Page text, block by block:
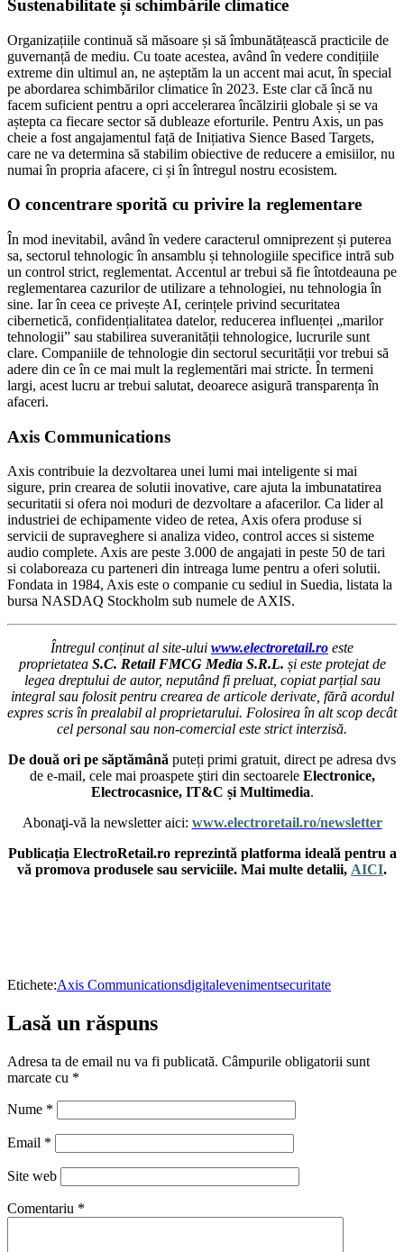
Sustenabilitate și schimbările climatice
Organizațiile continuă să măsoare și să îmbunătățească practicile de
guvernanță de mediu. Cu toate acestea, având în vedere condițiile
extreme din ultimul an, ne așteptăm la un accent mai acut, în special
pe abordarea schimbărilor climatice în 2023. Este clar că încă nu
facem suficient pentru a opri accelerarea încălzirii globale și se va
aștepta ca fiecare sector să dubleaze eforturile. Pentru Axis, un pas
cheie a fost angajamentul față de Inițiativa Sience Based Targets,
care ne va determina să stabilim obiective de reducere a emisiilor, nu
numai în propria afacere, ci și în întregul nostru ecosistem.
O concentrare sporită cu privire la reglementare
În mod inevitabil, având în vedere caracterul omniprezent și puterea
sa, sectorul tehnologic în ansamblu și tehnologiile specifice intră sub
un control strict, reglementat. Accentul ar trebui să fie întotdeauna pe
reglementarea cazurilor de utilizare a tehnologiei, nu tehnologia în
sine. Iar în ceea ce privește AI, cerințele privind securitatea
cibernetică, confidențialitatea datelor, reducerea influenței „marilor
tehnologii” sau stabilirea suveranității tehnologice, lucrurile sunt
clare. Companiile de tehnologie din sectorul securității vor trebui să
adere din ce în ce mai mult la reglementări mai stricte. În termeni
largi, acest lucru ar trebui salutat, deoarece asigură transparența în
afaceri.
Axis Communications
Axis contribuie la dezvoltarea unei lumi mai inteligente si mai
sigure, prin crearea de solutii inovative, care ajuta la imbunatatirea
securitatii si ofera noi moduri de dezvoltare a afacerilor. Ca lider al
industriei de echipamente video de retea, Axis ofera produse si
servicii de supraveghere si analiza video, control acces si sisteme
audio complete. Axis are peste 3.000 de angajati in peste 50 de tari
si colaboreaza cu parteneri din intreaga lume pentru a oferi solutii.
Fondata in 1984, Axis este o companie cu sediul in Suedia, listata la
bursa NASDAQ Stockholm sub numele de AXIS.
Întregul conținut al site-ului www.electroretail.ro este
proprietatea S.C. Retail FMCG Media S.R.L. și este protejat de
legea dreptului de autor, neputând fi preluat, copiat parțial sau
integral sau folosit pentru crearea de articole derivate, fără acordul
expres scris în prealabil al proprietarului. Folosirea în alt scop decât
cel personal sau non-comercial este strict interzisă.
De două ori pe săptămână puteți primi gratuit, direct pe adresa dvs
de e-mail, cele mai proaspete ştiri din sectoarele Electronice,
Electrocasnice, IT&C și Multimedia.
Abonaţi-vă la newsletter aici: www.electroretail.ro/newsletter
Publicația ElectroRetail.ro reprezintă platforma ideală pentru a
vă promova produsele sau serviciile. Mai multe detalii, AICI.
Etichete:Axis Communicationsdigitalevenimentsecuritate
Lasă un răspuns
Adresa ta de email nu va fi publicată. Câmpurile obligatorii sunt
marcate cu *
Nume *
Email *
Site web
Comentariu *